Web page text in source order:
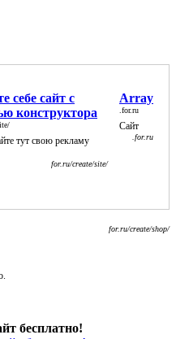
себе сайт с
конструктора
тут свою рекламу
for.ru/create/site/
Array
.for.ru
Сайт
.for.ru
for.ru/create/shop/
бесплатно!